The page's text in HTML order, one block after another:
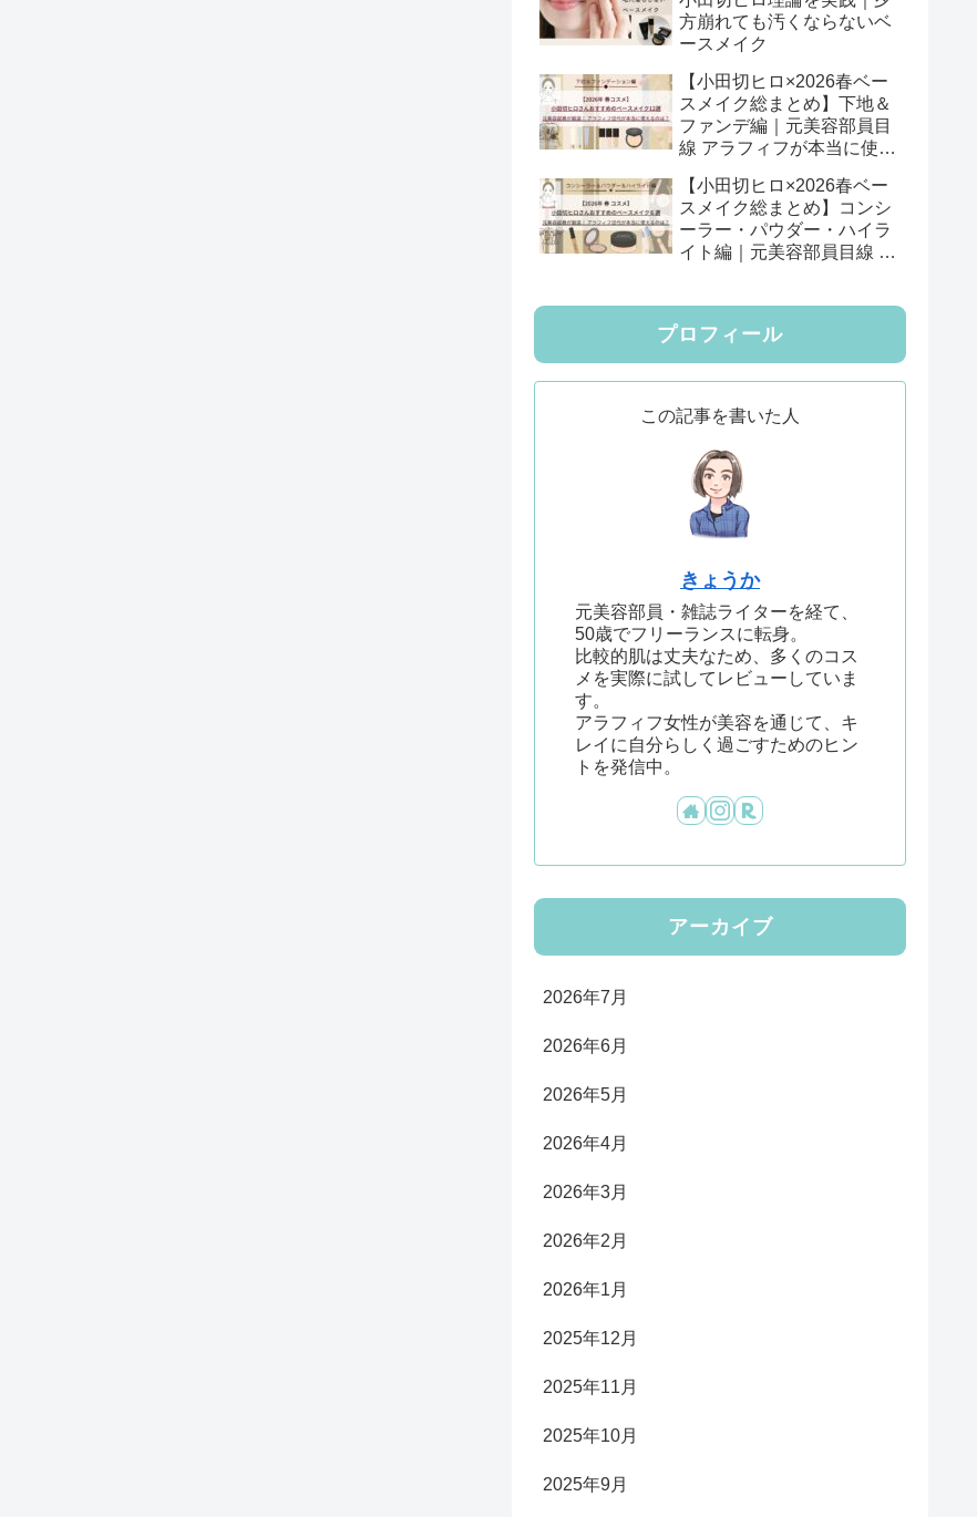
方崩れても汚くならないベ
ースメイク
【小田切ヒロ×2026春ベー
スメイク総まとめ】下地＆
ファンデ編｜元美容部員目
線 アラフィフが本当に使え
【小田切ヒロ×2026春ベー
スメイク総まとめ】コンシ
ーラー・パウダー・ハイラ
イト編｜元美容部員目線 ア
プロフィール
この記事を書いた人
きょうか
元美容部員・雑誌ライターを経て、
50歳でフリーランスに転身。
比較的肌は丈夫なため、多くのコス
メを実際に試してレビューしていま
す。
アラフィフ女性が美容を通じて、キ
レイに自分らしく過ごすためのヒン
トを発信中。
アーカイブ
2026年7月
2026年6月
2026年5月
2026年4月
2026年3月
2026年2月
2026年1月
2025年12月
2025年11月
2025年10月
2025年9月